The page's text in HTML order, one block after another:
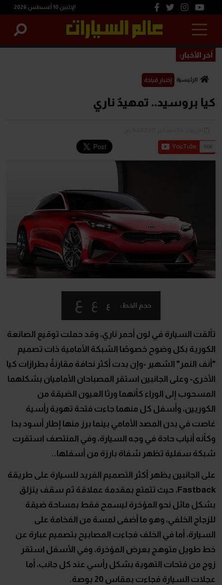
الإثنين 10 أغسطس 2026
آخر الأخبار:
الرئيسية إختبار قيادة
كيا بروسيد.. تمهيدٌ ناري
حجم الخط: ع ع ع
تألقت السيارة في لون أحمر ناري، وقد حملت توقيع الصانعة
الكورية بكل وضوح خصوصًا الشبكة الأمامية ذات تصميم
"أنف النمر" الشهير -وإن بدت أكثر نحافة مقارنةً بطرازات كيا
الأخرى- وعلى الجانبين استقر المصباحان الأماميان بشكلهما
المسحوب إلى الوراء كأنهما ورثا العيون الضيقة من
الكوريين، وأسفل كل منهما جاءت فتحة تهوية رأسية
غاصت في بدن المصد الأمامي بينما برز منها إطار أسود بدا
وكأنه أنياب حادة في وجه السيارة، وفي المنتصف استقرت
شبكة سفلية تظهر شفاة بارزة من أسفلها..
على الجانبين يظهر أكثر التصميم الفريد للسيارة على طريقة
Fastback، حيث تتمتع بمقدمة عملاقة ثم سقف ينزلق
بشكل مائل نحو المؤخرة ليسمح فقط بمساحة ضيقة
للزجاج الخلفي، وهو ما أضفى لمسة من الفخامة على
السيارة، أما في الخلف فجاءت المصابيح بتصميم عبارة عن
خط طويل متوهج بعرض المؤخرة، وفي الأسفل استقر
زوج من فتحات التهوية بشكل رأسي عند كل جانب، أما
عجلات السيارة فجاءت بمقاس 20 بوصة.